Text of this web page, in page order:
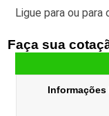
Ligue para ou para
Faça sua
Informações